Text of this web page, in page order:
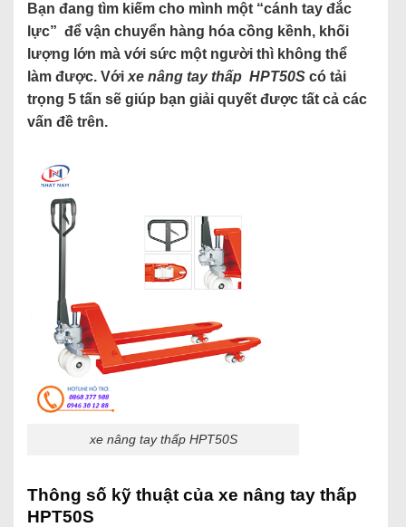
Bạn đang tìm kiếm cho mình một “cánh tay đắc
lực” để vận chuyển hàng hóa cồng kềnh, khối
lượng lớn mà với sức một người thì không thể
làm được. Với xe nâng tay thấp HPT50S có tải
trọng 5 tấn sẽ giúp bạn giải quyết được tất cả các
vấn đề trên.
xe nâng tay thấp HPT50S
Thông số kỹ thuật của xe nâng tay thấp
HPT50S